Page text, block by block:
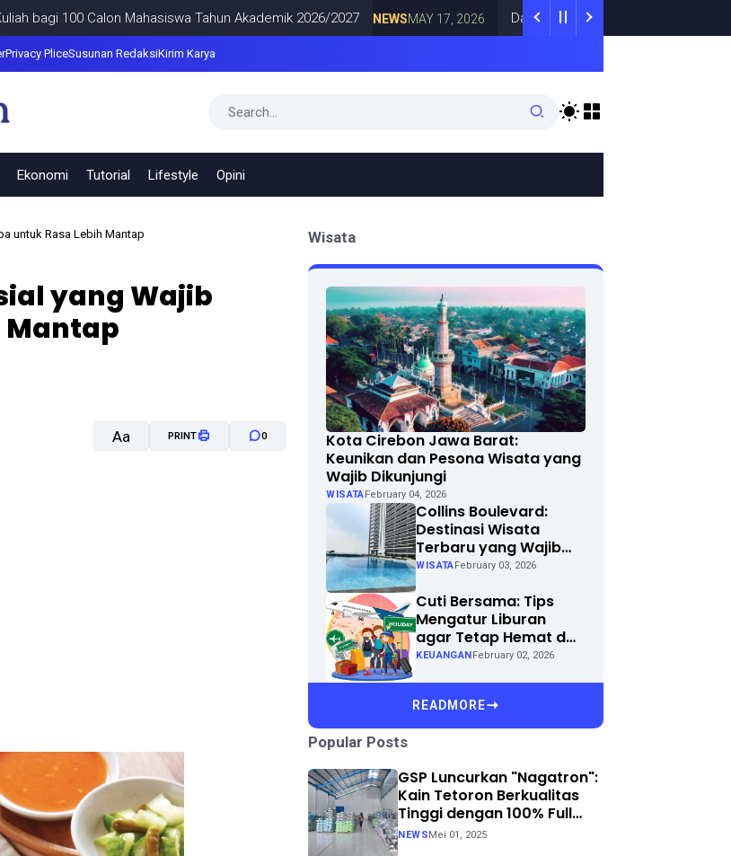
100 Calon Mahasiswa Tahun Akademik 2026/2027 NEWS MAY 17, 2026 Dari PAD untuk Indonesia: UICI Hadirkan
Privacy PliceSusunan RedaksiKirim Karya
Ekonomi Tutorial Lifestyle Opini
untuk Rasa Lebih Mantap
yang Wajib
Mantap
Aa PRINT 0
Wisata
Kota Cirebon Jawa Barat:
Keunikan dan Pesona Wisata yang
Wajib Dikunjungi
WISATA February 04, 2026
Collins Boulevard:
Destinasi Wisata
Terbaru yang Wajib
Dikunjungi di Kota
WISATA February 03, 2026
Cuti Bersama: Tips
Mengatur Liburan
agar Tetap Hemat dan
Menyenangkan
KEUANGAN February 02, 2026
READMORE
Popular Posts
GSP Luncurkan "Nagatron":
Kain Tetoron Berkualitas
Tinggi dengan 100% Full
Process
NEWS Mei 01, 2025